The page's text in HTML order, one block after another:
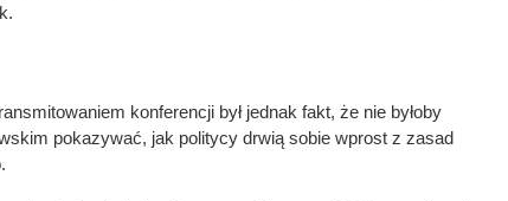
konferencji był jednak fakt, że nie byłoby
pokazywać, jak politycy drwią sobie wprost z zasad